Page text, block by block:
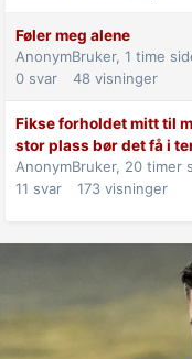
Føler meg alene
AnonymBruker, 1 time
0 svar 48 visninger
Fikse forholdet mitt til
stor plass bør det få i
AnonymBruker, 20 timer
11 svar 173 visninger